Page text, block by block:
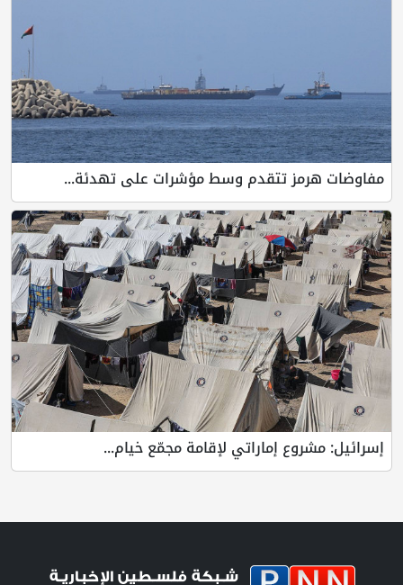
مفاوضات هرمز تتقدم وسط مؤشرات على تهدئة...
إسرائيل: مشروع إماراتي لإقامة مجمّع خيام...